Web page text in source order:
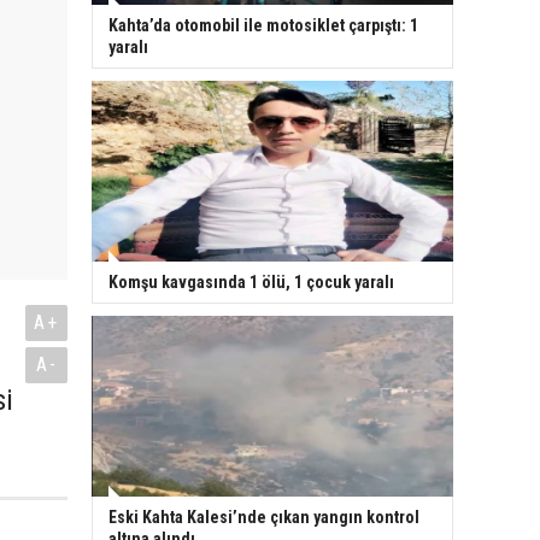
A+
A-
Kahta’da otomobil ile motosiklet çarpıştı: 1
yaralı
Komşu kavgasında 1 ölü, 1 çocuk yaralı
Eski Kahta Kalesi’nde çıkan yangın kontrol